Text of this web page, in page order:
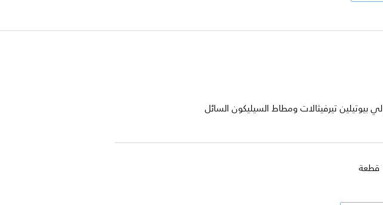
بيوتيلين تيرفيثالات ومطاط السيليكون السائل